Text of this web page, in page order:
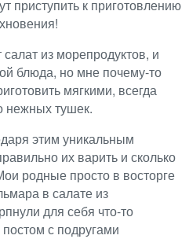
приступить к приготовлению
из морепродуктов, и
блюда, но мне почему-то
мягкими, всегда
нежных тушек.
этим уникальным
их варить и сколько
родные просто в восторге
в салате из
для себя что-то
с подругами